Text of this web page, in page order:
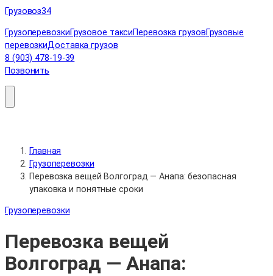
Перейти
содержимому
Грузовоз34
ГрузоперевозкиГрузовое таксиПеревозка грузовГрузовые
перевозкиДоставка грузов
8 (903) 478-19-39
Позвонить
Главная
Грузоперевозки
Перевозка вещей Волгоград — Анапа: безопасная
упаковка и понятные сроки
Грузоперевозки
Перевозка вещей
Волгоград — Анапа: